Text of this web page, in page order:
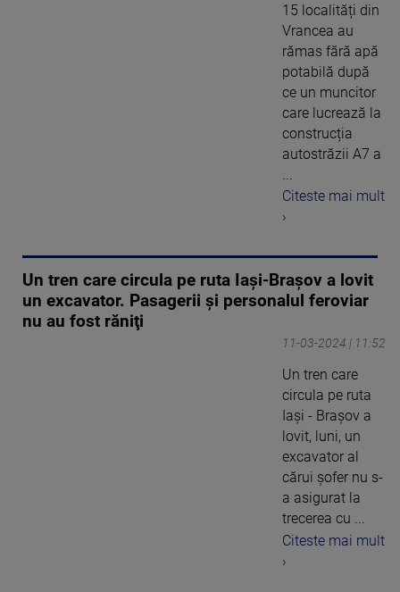
15 localități din
Vrancea au
rămas fără apă
potabilă după
ce un muncitor
care lucrează la
construcția
autostrăzii A7 a
Citeste mai mult
›
Un tren care circula pe ruta Iaşi-Braşov a lovit
un excavator. Pasagerii şi personalul feroviar
nu au fost răniţi
11-03-2024 | 11:52
Un tren care
circula pe ruta
Iaşi - Braşov a
lovit, luni, un
excavator al
cărui şofer nu s-
a asigurat la
trecerea cu ...
Citeste mai mult
›